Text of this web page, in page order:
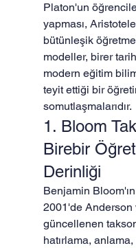
Platon'un
yapması,
bütünleşik
modeller, birer
modern eğitim
teyit ettiği bir
somutlaşmalarıdır.
1. Bloom
Birebir
Derinliği
Benjamin
2001'de
güncellenen
hatırlama,